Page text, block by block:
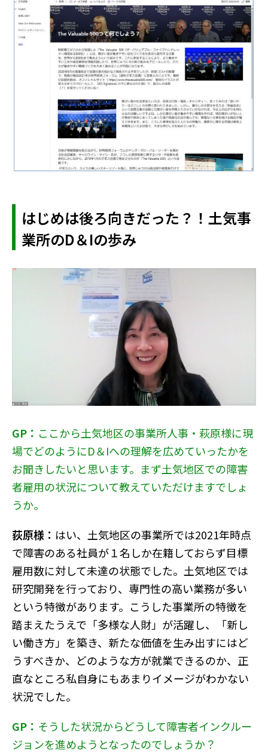
はじめは後ろ向きだった？！土気事
業所のD＆Iの歩み
GP： ここから土気地区の事業所人事・萩原様に現
場でどのようにD＆Iへの理解を広めていったかを
お聞きしたいと思います。まず土気地区での障害
者雇用の状況について教えていただけますでしょ
うか。
荻原様： はい、土気地区の事業所では2021年時点
で障害のある社員が１名しか在籍しておらず目標
雇用数に対して未達の状態でした。土気地区では
研究開発を行っており、専門性の高い業務が多い
という特徴があります。こうした事業所の特徴を
踏まえたうえで「多様な人財」が活躍し、「新し
い働き方」を築き、新たな価値を生み出すにはど
うすべきか、どのような方が就業できるのか、正
直なところ私自身にもあまりイメージがわかない
状況でした。
GP： そうした状況からどうして障害者インクルー
ジョンを進めようとなったのでしょうか？